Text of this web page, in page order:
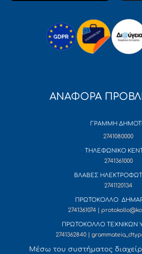
ΑΝΑΦΟΡΑ
ΓΡΑΜΜΗ
2741080000
ΤΗΛΕΦΩΝΙΚΟ
2741361000
ΒΛΑΒΕΣ
2741120134
ΠΡΩΤΟΚΟΛΛΟ
2741361074 |
ΠΡΩΤΟΚΟΛΛΟ ΤΕΧΝΙΚΩΝ
2741362840 |
Mέσω του συστήματος